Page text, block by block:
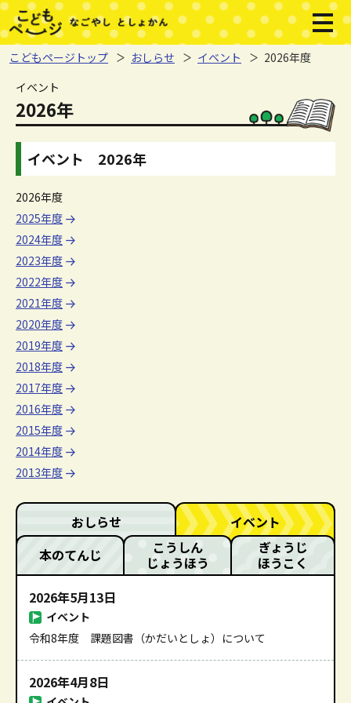
ページの先頭です。
本文へジャンプする。
メニ
こどもページトップ
おしらせ イベント
2026年度
ここから本文です。
イベント
2026年
イベント 2026年
2026年度
2025年度
2024年度
2023年度
2022年度
2021年度
2020年度
2019年度
2018年度
2017年度
2016年度
2015年度
2014年度
2013年度
おしらせ
イベント
本のてんじ
こうしん
じょうほう
ぎょうじ
ほうこく
2026年5月13日
イベント
令和8年度 課題図書（かだいとしょ）について
2026年4月8日